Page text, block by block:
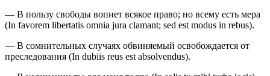
— В пользу свободы вопиет всякое право; но всему есть мера
(In favorem libertatis omnia jura clamant; sed est modus in rebus).
— В сомнительных случаях обвиняемый освобождается от
преследования (In dubiis reus est absolvendus).